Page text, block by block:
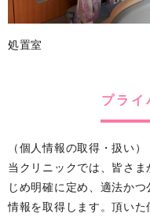
処置室
プライ
（個人情報の取得・扱い）
当クリニックでは、皆さ
じめ明確に定め、適法か
情報を取得します。頂い